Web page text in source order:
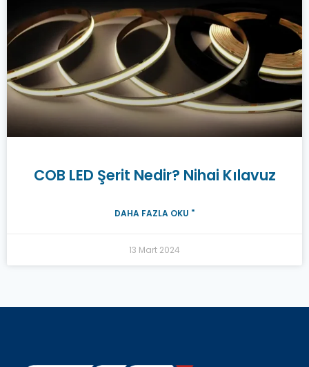
COB LED Şerit Nedir? Nihai Kılavuz
DAHA FAZLA OKU "
13 Mart 2024